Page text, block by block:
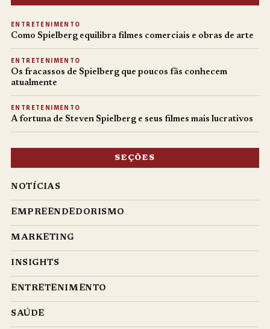
ENTRETENIMENTO
Como Spielberg equilibra filmes comerciais e obras de arte
ENTRETENIMENTO
Os fracassos de Spielberg que poucos fãs conhecem
atualmente
ENTRETENIMENTO
A fortuna de Steven Spielberg e seus filmes mais lucrativos
SEÇÕES
NOTÍCIAS
EMPREENDEDORISMO
MARKETING
INSIGHTS
ENTRETENIMENTO
SAÚDE